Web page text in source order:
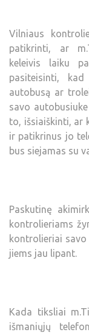
Vilniaus
patikrinti, ar
keleivis laiku
pasiteisinti,
autobusą ar
savo
to, išsiaiškinti, ar
ir patikrinus jo
bus siejamas su
Paskutinę
kontrolieriams
kontrolieriai
jiems jau lipant.
Kada tiksliai
išmaniųjų